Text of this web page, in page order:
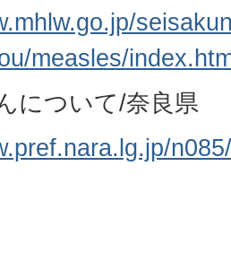
measles/
について/奈良県